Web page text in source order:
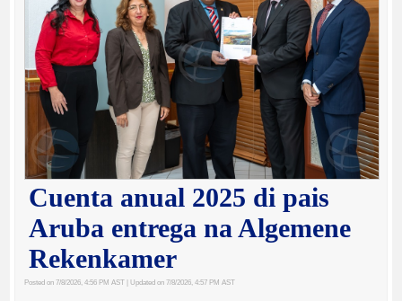
Cuenta anual 2025 di pais
Aruba entrega na Algemene
Rekenkamer
Posted on 7/8/2026, 4:56 PM AST | Updated on 7/8/2026, 4:57 PM AST